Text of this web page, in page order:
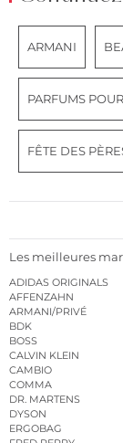
ARMANI
PARFUMS
FÊTE DES
Les meilleures
ADIDAS ORIGINALS
AFFENZAHN
ARMANI/PRIVÉ
BDK
BOSS
CALVIN KLEIN
CAMBIO
COMMA
DR. MARTENS
DYSON
ERGOBAG